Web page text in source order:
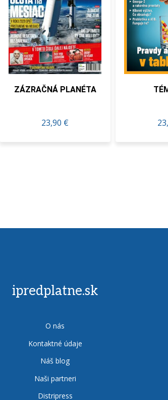
ZÁZRAČNÁ PLANÉTA
23,90 €
TÉMA
23,27 €
ipredplatne.sk
O nás
Kontaktné údaje
Náš blog
Naši partneri
Distripress